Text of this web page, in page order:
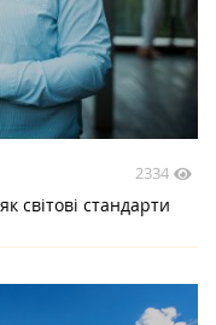
2334
світові стандарти